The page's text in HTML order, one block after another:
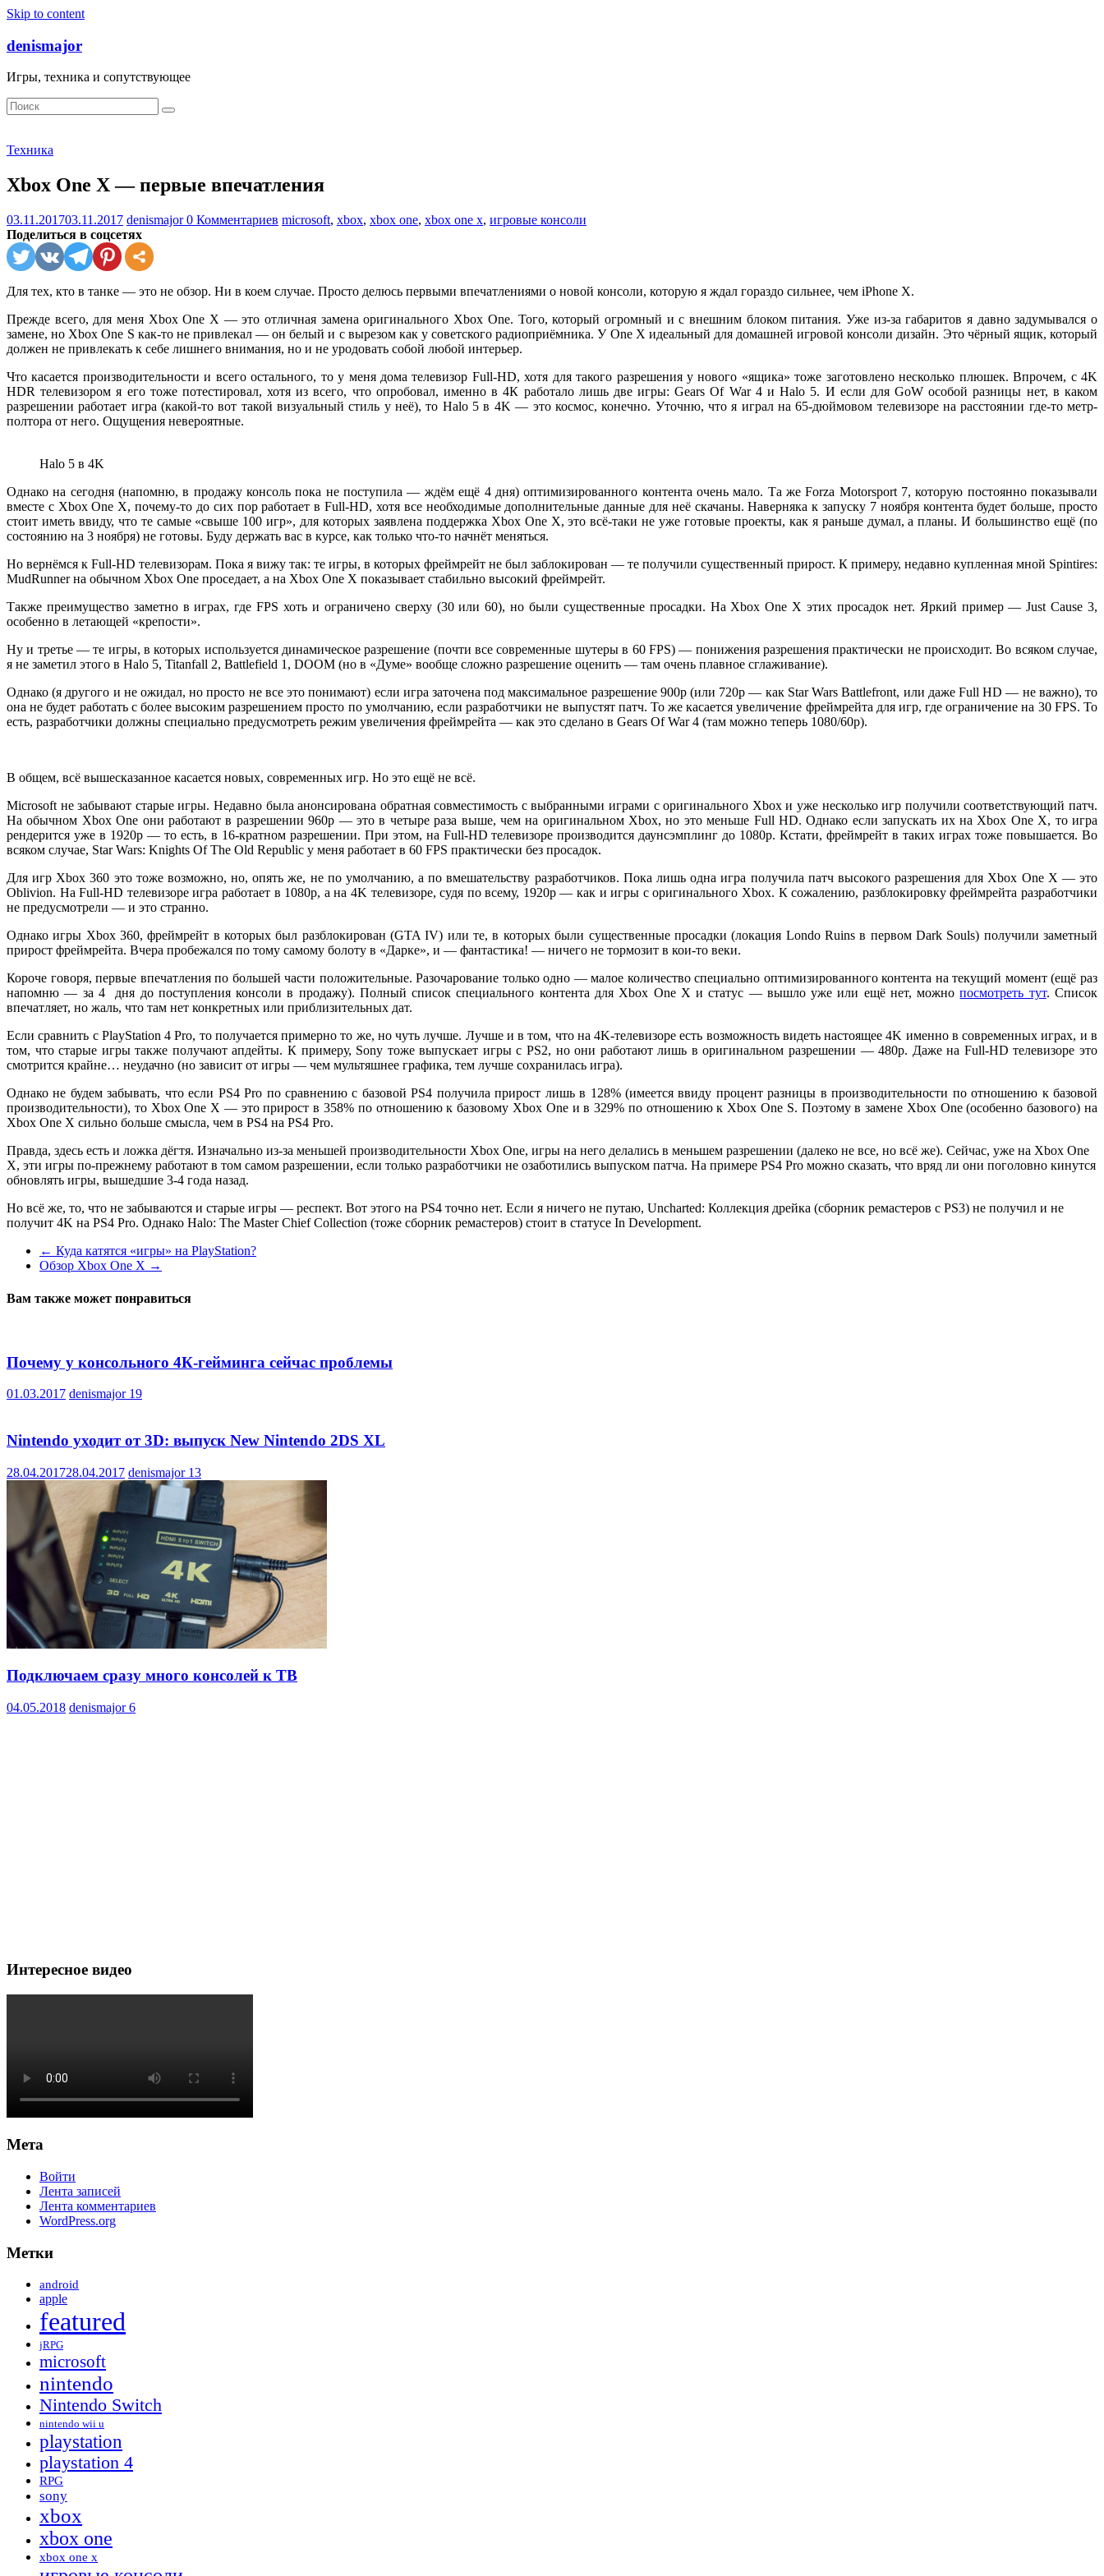
Skip to content
denismajor
Игры, техника и сопутствующее
Техника
Xbox One X — первые впечатления
03.11.201703.11.2017 denismajor0 Комментариев microsoft, xbox, xbox one, xbox one x, игровые консоли
Поделиться в соцсетях
Для тех, кто в танке — это не обзор. Ни в коем случае. Просто делюсь первыми впечатлениями о новой консоли, которую я ждал гораздо сильнее, чем iPhone X.
Прежде всего, для меня Xbox One X — это отличная замена оригинального Xbox One. Того, который огромный и с внешним блоком питания. Уже из-за габаритов я давно задумывался о
замене, но Xbox One S как-то не привлекал — он белый и с вырезом как у советского радиоприёмника. У One X идеальный для домашней игровой консоли дизайн. Это чёрный ящик, который
должен не привлекать к себе лишнего внимания, но и не уродовать собой любой интерьер.
Что касается производительности и всего остального, то у меня дома телевизор Full-HD, хотя для такого разрешения у нового «ящика» тоже заготовлено несколько плюшек. Впрочем, с 4K
HDR телевизором я его тоже потестировал, хотя из всего, что опробовал, именно в 4К работало лишь две игры: Gears Of War 4 и Halo 5. И если для GoW особой разницы нет, в каком
разрешении работает игра (какой-то вот такой визуальный стиль у неё), то Halo 5 в 4K — это космос, конечно. Уточню, что я играл на 65-дюймовом телевизоре на расстоянии где-то метр-
полтора от него. Ощущения невероятные.
Halo 5 в 4K
Однако на сегодня (напомню, в продажу консоль пока не поступила — ждём ещё 4 дня) оптимизированного контента очень мало. Та же Forza Motorsport 7, которую постоянно показывали
вместе с Xbox One X, почему-то до сих пор работает в Full-HD, хотя все необходимые дополнительные данные для неё скачаны. Наверняка к запуску 7 ноября контента будет больше, просто
стоит иметь ввиду, что те самые «свыше 100 игр», для которых заявлена поддержка Xbox One X, это всё-таки не уже готовые проекты, как я раньше думал, а планы. И большинство ещё (по
состоянию на 3 ноября) не готовы. Буду держать вас в курсе, как только что-то начнёт меняться.
Но вернёмся к Full-HD телевизорам. Пока я вижу так: те игры, в которых фреймрейт не был заблокирован — те получили существенный прирост. К примеру, недавно купленная мной Spintires:
MudRunner на обычном Xbox One проседает, а на Xbox One X показывает стабильно высокий фреймрейт.
Также преимущество заметно в играх, где FPS хоть и ограничено сверху (30 или 60), но были существенные просадки. На Xbox One X этих просадок нет. Яркий пример — Just Cause 3,
особенно в летающей «крепости».
Ну и третье — те игры, в которых используется динамическое разрешение (почти все современные шутеры в 60 FPS) — понижения разрешения практически не происходит. Во всяком случае,
я не заметил этого в Halo 5, Titanfall 2, Battlefield 1, DOOM (но в «Думе» вообще сложно разрешение оценить — там очень плавное сглаживание).
Однако (я другого и не ожидал, но просто не все это понимают) если игра заточена под максимальное разрешение 900p (или 720p — как Star Wars Battlefront, или даже Full HD — не важно), то
она не будет работать с более высоким разрешением просто по умолчанию, если разработчики не выпустят патч. То же касается увеличение фреймрейта для игр, где ограничение на 30 FPS. То
есть, разработчики должны специально предусмотреть режим увеличения фреймрейта — как это сделано в Gears Of War 4 (там можно теперь 1080/60p).
В общем, всё вышесказанное касается новых, современных игр. Но это ещё не всё.
Microsoft не забывают старые игры. Недавно была анонсирована обратная совместимость с выбранными играми с оригинального Xbox и уже несколько игр получили соответствующий патч.
На обычном Xbox One они работают в разрешении 960p — это в четыре раза выше, чем на оригинальном Xbox, но это меньше Full HD. Однако если запускать их на Xbox One X, то игра
рендерится уже в 1920p — то есть, в 16-кратном разрешении. При этом, на Full-HD телевизоре производится даунсэмплинг до 1080p. Кстати, фреймрейт в таких играх тоже повышается. Во
всяком случае, Star Wars: Knights Of The Old Republic у меня работает в 60 FPS практически без просадок.
Для игр Xbox 360 это тоже возможно, но, опять же, не по умолчанию, а по вмешательству разработчиков. Пока лишь одна игра получила патч высокого разрешения для Xbox One X — это
Oblivion. На Full-HD телевизоре игра работает в 1080p, а на 4K телевизоре, судя по всему, 1920p — как и игры с оригинального Xbox. К сожалению, разблокировку фреймрейта разработчики
не предусмотрели — и это странно.
Однако игры Xbox 360, фреймрейт в которых был разблокирован (GTA IV) или те, в которых были существенные просадки (локация Londo Ruins в первом Dark Souls) получили заметный
прирост фреймрейта. Вчера пробежался по тому самому болоту в «Дарке», и — фантастика! — ничего не тормозит в кои-то веки.
Короче говоря, первые впечатления по большей части положительные. Разочарование только одно — малое количество специально оптимизированного контента на текущий момент (ещё раз
напомню — за 4 дня до поступления консоли в продажу). Полный список специального контента для Xbox One X и статус — вышло уже или ещё нет, можнопосмотреть тут. Список
впечатляет, но жаль, что там нет конкретных или приблизительных дат.
Если сравнить с PlayStation 4 Pro, то получается примерно то же, но чуть лучше. Лучше и в том, что на 4K-телевизоре есть возможность видеть настоящее 4K именно в современных играх, и в
том, что старые игры также получают апдейты. К примеру, Sony тоже выпускает игры с PS2, но они работают лишь в оригинальном разрешении — 480p. Даже на Full-HD телевизоре это
смотрится крайне… неудачно (но зависит от игры — чем мультяшнее графика, тем лучше сохранилась игра).
Однако не будем забывать, что если PS4 Pro по сравнению с базовой PS4 получила прирост лишь в 128% (имеется ввиду процент разницы в производительности по отношению к базовой
производительности), то Xbox One X — это прирост в 358% по отношению к базовому Xbox One и в 329% по отношению к Xbox One S. Поэтому в замене Xbox One (особенно базового) на
Xbox One X сильно больше смысла, чем в PS4 на PS4 Pro.
Правда, здесь есть и ложка дёгтя. Изначально из-за меньшей производительности Xbox One, игры на него делались в меньшем разрешении (далеко не все, но всё же). Сейчас, уже на Xbox One
X, эти игры по-прежнему работают в том самом разрешении, если только разработчики не озаботились выпуском патча. На примере PS4 Pro можно сказать, что вряд ли они поголовно кинутся
обновлять игры, вышедшие 3-4 года назад.
Но всё же, то, что не забываются и старые игры — респект. Вот этого на PS4 точно нет. Если я ничего не путаю, Uncharted: Коллекция дрейка (сборник ремастеров с PS3) не получил и не
получит 4K на PS4 Pro. Однако Halo: The Master Chief Collection (тоже сборник ремастеров) стоит в статусе In Development.
← Куда катятся «игры» на PlayStation?
Обзор Xbox One X →
Вам также может понравиться
Почему у консольного 4К-гейминга сейчас проблемы
01.03.2017 denismajor 19
Nintendo уходит от 3D: выпуск New Nintendo 2DS XL
28.04.201728.04.2017 denismajor 13
Подключаем сразу много консолей к ТВ
04.05.2018 denismajor6
Интересное видео
Мета
Войти
Лента записей
Лента комментариев
WordPress.org
Метки
android
apple
featured
jRPG
microsoft
nintendo
Nintendo Switch
nintendo wii u
playstation
playstation 4
RPG
sony
xbox
xbox one
xbox one x